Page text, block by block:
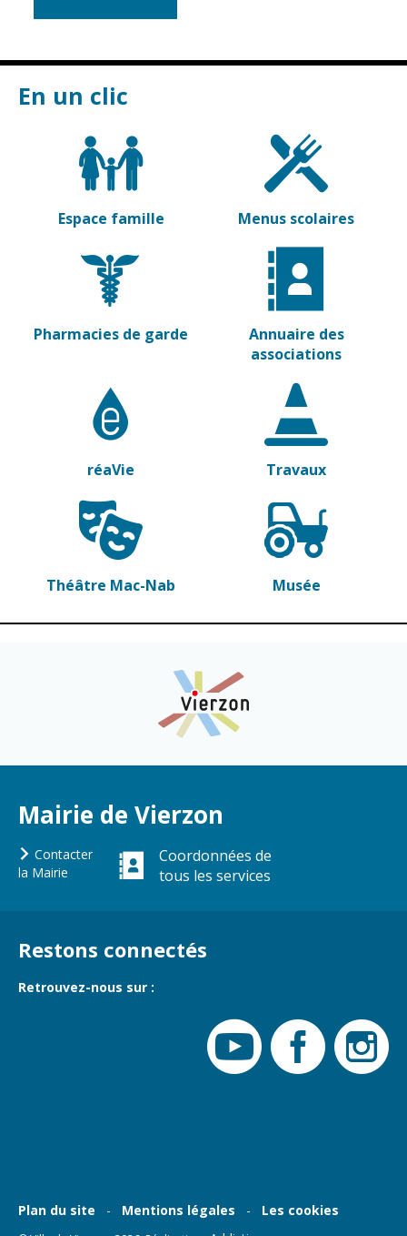
En un clic
Espace famille Menus scolaires
Pharmacies de garde
Annuaire des
associations
réaVie Travaux
Théâtre Mac-Nab Musée
Mairie de Vierzon
Contacter
la Mairie
Coordonnées de
tous les services
Restons connectés
Retrouvez-nous sur :
Plan du site Mentions légales Les cookies